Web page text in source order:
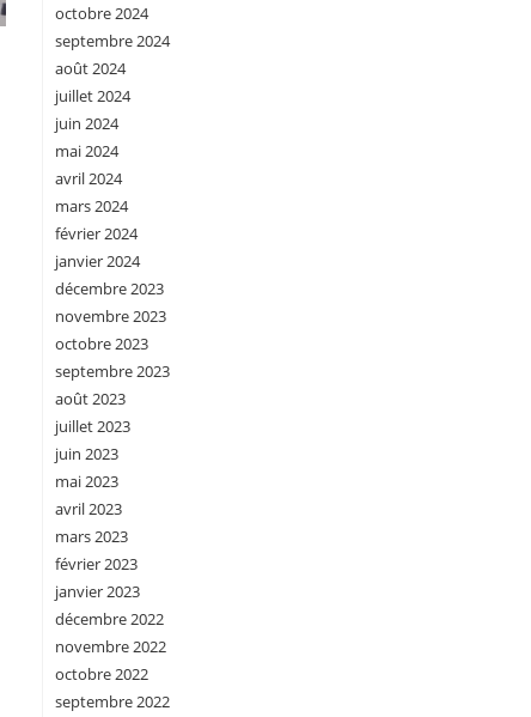
octobre 2024
septembre 2024
août 2024
juillet 2024
juin 2024
mai 2024
avril 2024
mars 2024
février 2024
janvier 2024
décembre 2023
novembre 2023
octobre 2023
septembre 2023
août 2023
juillet 2023
juin 2023
mai 2023
avril 2023
mars 2023
février 2023
janvier 2023
décembre 2022
novembre 2022
octobre 2022
septembre 2022